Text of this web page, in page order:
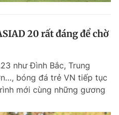
20 rất đáng để chờ
như Đình Bắc, Trung
bóng đá trẻ VN tiếp tục
mới cùng những gương